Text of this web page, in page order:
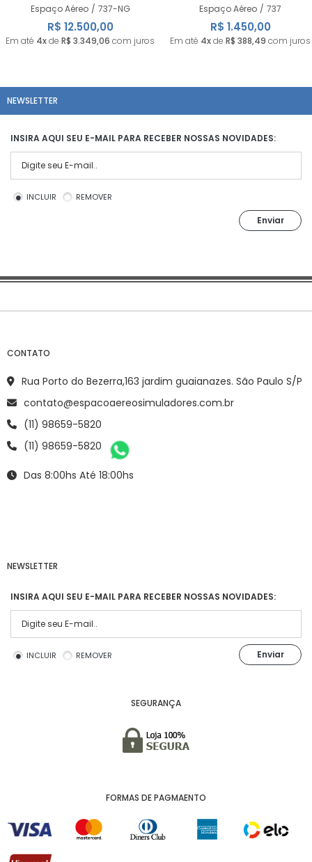
Espaço Aéreo / 737-NG
R$ 12.500,00
Em até 4xde R$ 3.349,06 com juros
Espaço Aéreo / 737
R$ 1.450,00
Em até 4xde R$ 388,49 com juros
NEWSLETTER
INSIRA AQUI SEU E-MAIL PARA RECEBER NOSSAS NOVIDADES:
INCLUIR REMOVER
Enviar
CONTATO
Rua Porto do Bezerra,163 jardim guaianazes. São Paulo S/P
contato@espacoaereosimuladores.com.br
(11) 98659-5820
(11) 98659-5820
Das 8:00hs Até 18:00hs
NEWSLETTER
INSIRA AQUI SEU E-MAIL PARA RECEBER NOSSAS NOVIDADES:
INCLUIR REMOVER Enviar
SEGURANÇA
FORMAS DE PAGMAENTO